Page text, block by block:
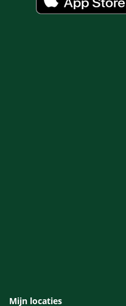
Mijn locaties